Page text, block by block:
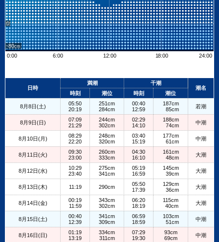
0
-80
0:00
6:00 12:00 18:00 24:00
+
日時
満潮
干潮
潮名
時刻
潮位 時刻 潮位
8月8日(土)
05:50
20:19
251cm
284cm
00:40
12:59
187cm
85cm
若潮
8月9日(日)
07:09
21:29
244cm
302cm
02:29
14:10
188cm
74cm
中潮
8月10日(月)
08:29
22:20
248cm
320cm
03:40
15:19
177cm
61cm
中潮
8月11日(火)
09:30
23:00
260cm
333cm
04:30
16:10
161cm
48cm
大潮
8月12日(水)
10:29
23:40
275cm
341cm
05:19
16:59
145cm
39cm
大潮
8月13日(木) 11:19 290cm
05:50
17:39
129cm
36cm
大潮
8月14日(金)
00:19
11:59
343cm
302cm
06:20
18:19
115cm
40cm
大潮
8月15日(土)
00:40
12:39
341cm
309cm
06:59
18:59
103cm
51cm
中潮
8月16日(日)
01:19
13:19
334cm
311cm
07:29
19:30
93cm
69cm
中潮